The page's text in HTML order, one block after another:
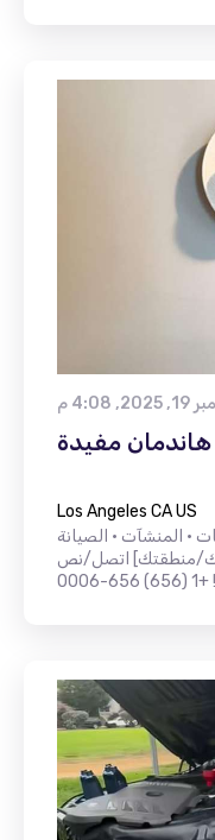
4:08 م
مفيدة
Los Angeles CA US
• المنشآت • الصيانة
منطقتك] اتصل/نص